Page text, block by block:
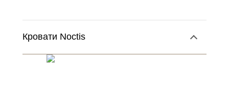
Кровати Noctis